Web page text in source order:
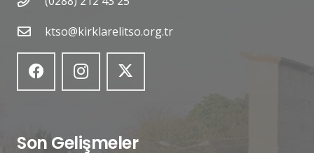
ktso@kirklarelitso.org.tr
Son Gelişmeler